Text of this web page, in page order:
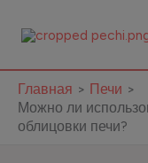
Главная
Печи
Можно ли
облицовки печи?